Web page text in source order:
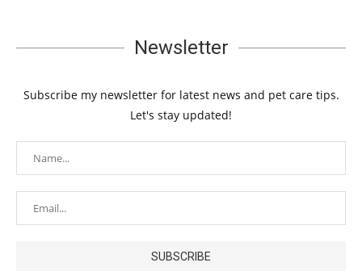
Newsletter
Subscribe my newsletter for latest news and pet care tips.
Let's stay updated!